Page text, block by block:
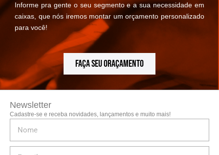
FAÇA SEU ORAÇAMENTO
Informe pra gente o seu segmento e a sua necessidade em
caixas, que nós iremos montar um orçamento personalizado
para você!
Newsletter
Cadastre-se e receba novidades, lançamentos e muito mais!